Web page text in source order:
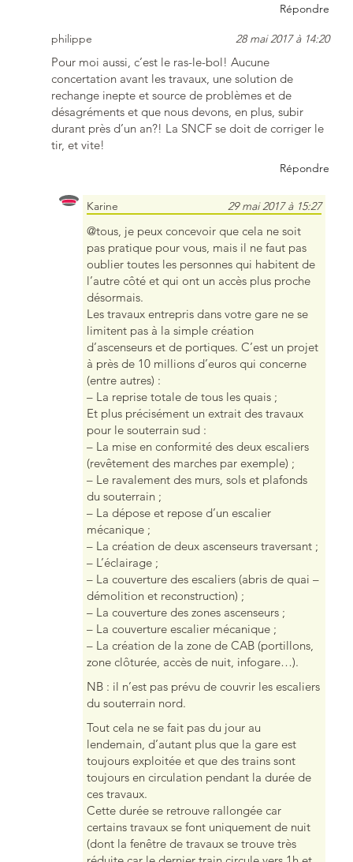
Répondre
philippe 28 mai 2017 à 14:20
Pour moi aussi, c’est le ras-le-bol! Aucune
concertation avant les travaux, une solution de
rechange inepte et source de problèmes et de
désagréments et que nous devons, en plus, subir
durant près d’un an?! La SNCF se doit de corriger le
tir, et vite!
Répondre
Karine 29 mai 2017 à 15:27
@tous, je peux concevoir que cela ne soit
pas pratique pour vous, mais il ne faut pas
oublier toutes les personnes qui habitent de
l’autre côté et qui ont un accès plus proche
désormais.
Les travaux entrepris dans votre gare ne se
limitent pas à la simple création
d’ascenseurs et de portiques. C’est un projet
à près de 10 millions d’euros qui concerne
(entre autres) :
– La reprise totale de tous les quais ;
Et plus précisément un extrait des travaux
pour le souterrain sud :
– La mise en conformité des deux escaliers
(revêtement des marches par exemple) ;
– Le ravalement des murs, sols et plafonds
du souterrain ;
– La dépose et repose d’un escalier
mécanique ;
– La création de deux ascenseurs traversant ;
– L’éclairage ;
– La couverture des escaliers (abris de quai –
démolition et reconstruction) ;
– La couverture des zones ascenseurs ;
– La couverture escalier mécanique ;
– La création de la zone de CAB (portillons,
zone clôturée, accès de nuit, infogare…).
NB : il n’est pas prévu de couvrir les escaliers
du souterrain nord.
Tout cela ne se fait pas du jour au
lendemain, d’autant plus que la gare est
toujours exploitée et que des trains sont
toujours en circulation pendant la durée de
ces travaux.
Cette durée se retrouve rallongée car
certains travaux se font uniquement de nuit
(dont la fenêtre de travaux se trouve très